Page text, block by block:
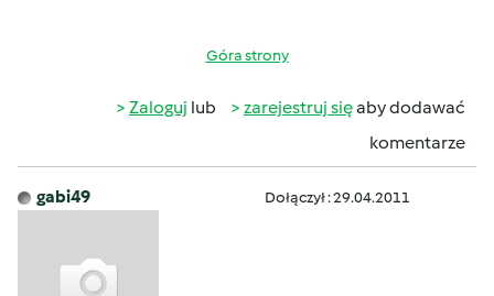
Góra strony
Zaloguj lub zarejestruj sięaby dodawać
komentarze
gabi49 Dołączył : 29.04.2011